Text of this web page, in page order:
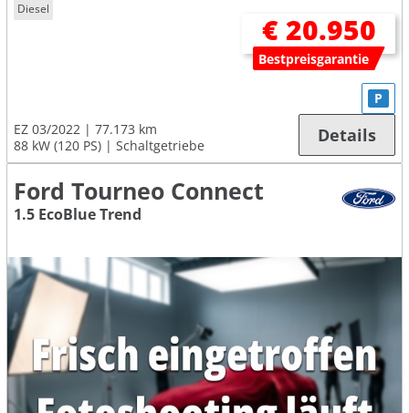
Diesel
€ 20.950
Bestpreisgarantie
EZ 03/2022
77.173 km
88 kW (120 PS)
Schaltgetriebe
P
Details
Ford Tourneo Connect
1.5 EcoBlue Trend